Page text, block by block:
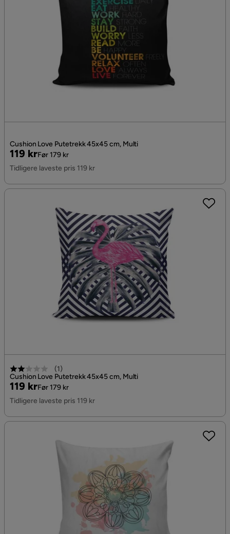
Cushion Love Putetrekk 45x45 cm, Multi
Pris
119 kr
Original
Pris
Før 179 kr
Tidligere laveste pris 119 kr
(1)
Cushion Love Putetrekk 45x45 cm, Multi
Pris
119 kr
Original
Pris
Før 179 kr
Tidligere laveste pris 119 kr